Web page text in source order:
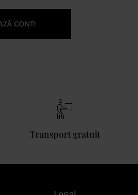
CONT!
Transport gratuit